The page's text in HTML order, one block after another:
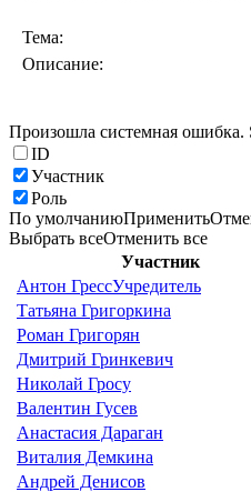
Тема:
Описание:
Произошла системная ошибка.
ID
Участник
Роль
По умолчаниюПрименить
Выбрать всеОтменить все
Участник
Антон ГрессУчредитель
Татьяна Григоркина
Роман Григорян
Дмитрий Гринкевич
Николай Гросу
Валентин Гусев
Анастасия Дараган
Виталия Демкина
Андрей Денисов